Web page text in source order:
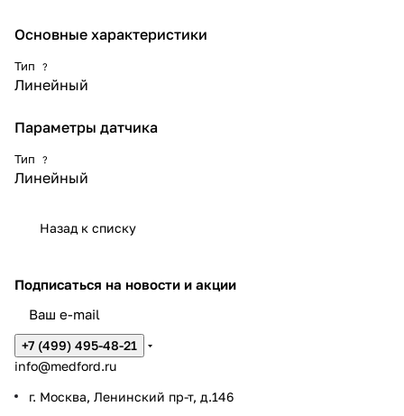
Основные характеристики
Тип ?
Линейный
Параметры датчика
Тип ?
Линейный
Назад к списку
Подписаться на новости и акции
+7 (499) 495-48-21
info@medford.ru
г. Москва, Ленинский пр-т, д.146